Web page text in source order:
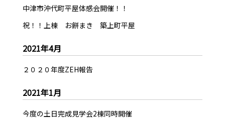
中津市沖代町平屋体感会開催！！
祝！！上棟 お餅まき 築上町平屋
2021年4月
２０２０年度ZEH報告
2021年1月
今度の土日完成見学会2棟同時開催